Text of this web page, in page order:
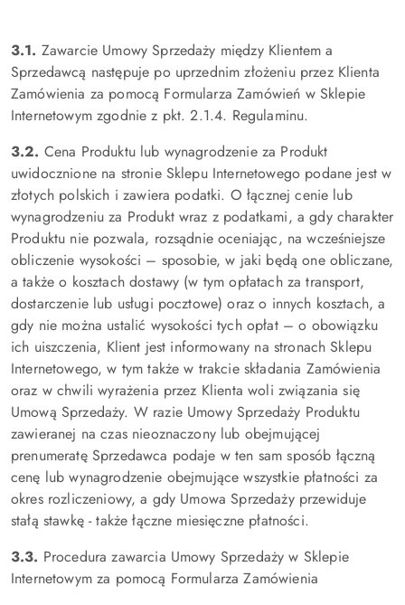
3.1. Zawarcie Umowy Sprzedaży między Klientem a
Sprzedawcą następuje po uprzednim złożeniu przez Klienta
Zamówienia za pomocą Formularza Zamówień w Sklepie
Internetowym zgodnie z pkt. 2.1.4. Regulaminu.
3.2. Cena Produktu lub wynagrodzenie za Produkt
uwidocznione na stronie Sklepu Internetowego podane jest w
złotych polskich i zawiera podatki. O łącznej cenie lub
wynagrodzeniu za Produkt wraz z podatkami, a gdy charakter
Produktu nie pozwala, rozsądnie oceniając, na wcześniejsze
obliczenie wysokości – sposobie, w jaki będą one obliczane,
a także o kosztach dostawy (w tym opłatach za transport,
dostarczenie lub usługi pocztowe) oraz o innych kosztach, a
gdy nie można ustalić wysokości tych opłat – o obowiązku
ich uiszczenia, Klient jest informowany na stronach Sklepu
Internetowego, w tym także w trakcie składania Zamówienia
oraz w chwili wyrażenia przez Klienta woli związania się
Umową Sprzedaży. W razie Umowy Sprzedaży Produktu
zawieranej na czas nieoznaczony lub obejmującej
prenumeratę Sprzedawca podaje w ten sam sposób łączną
cenę lub wynagrodzenie obejmujące wszystkie płatności za
okres rozliczeniowy, a gdy Umowa Sprzedaży przewiduje
stałą stawkę - także łączne miesięczne płatności.
3.3. Procedura zawarcia Umowy Sprzedaży w Sklepie
Internetowym za pomocą Formularza Zamówienia